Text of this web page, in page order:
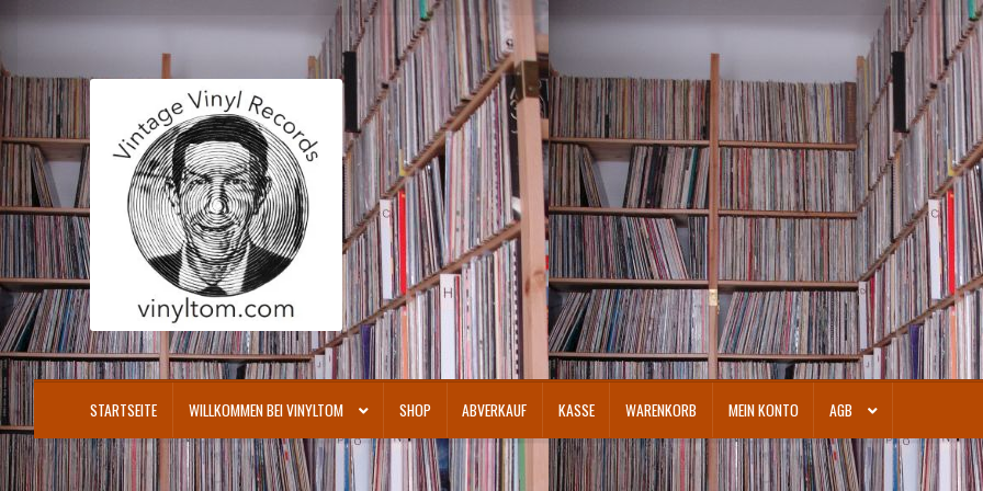
Zur
Navigation
springen
Zum
springen
STARTSEITE WILLKOMMEN BEI VINYLTOM SHOP ABVERKAUF KASSE WARENKORB MEIN KONTO AGB